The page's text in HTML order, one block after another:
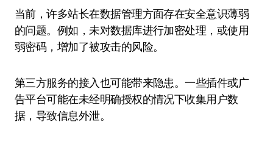
当前，许多站长在数据管理方面存在安全意识薄弱
的问题。例如，未对数据库进行加密处理，或使用
弱密码，增加了被攻击的风险。
第三方服务的接入也可能带来隐患。一些插件或广
告平台可能在未经明确授权的情况下收集用户数
据，导致信息外泄。